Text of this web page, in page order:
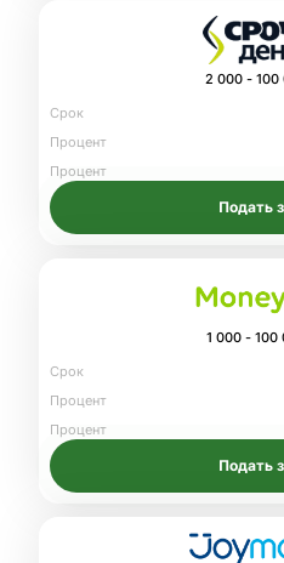
2 000 - 100
Срок
Процент
Процент
Подать
1 000 - 100
Срок
Процент
Процент
Подать